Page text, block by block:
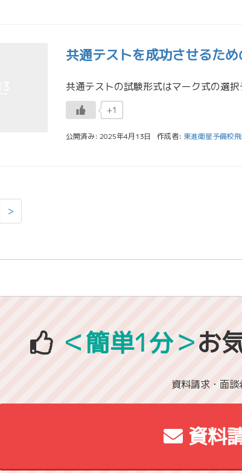
共通テストを成功させるた
+1
公開済み: 2025年4月13日 作成者: 東進衛星予備校
>
＜簡単1分＞お
資料請求・面談
資料